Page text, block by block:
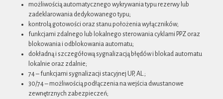
możliwością automatycznego wykrywania typu rezerwy lub
zadeklarowania dedykowanego typu;
kontrolą gotowości oraz stanu położenia wyłączników;
funkcjami zdalnego lub lokalnego sterowania cyklami PPZ oraz
blokowania i odblokowania automatu;
dokładną i szczegółową sygnalizacją błędów i blokad automatu
lokalnie oraz zdalnie;
74 – funkcjami sygnalizacji stacyjnej UP, AL.;
30/74 – możliwością podłączenia na wejścia dwustanowe
zewnętrznych zabezpieczeń;